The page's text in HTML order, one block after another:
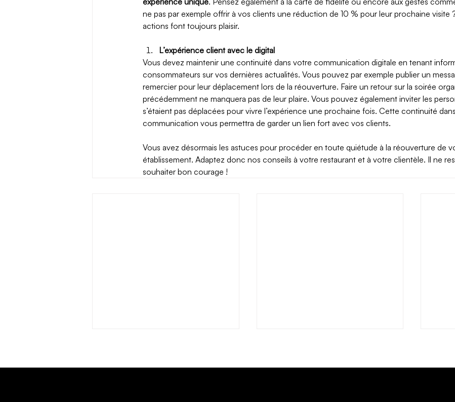
ne pas par exemple offrir à vos clients une réduction de 10 % pour leur prochaine visite
actions font toujours plaisir.
L’expérience client avec le digital
Vous devez maintenir une continuité dans votre communication digitale en tenant
consommateurs sur vos dernières actualités. Vous pouvez par exemple publier un
remercier pour leur déplacement lors de la réouverture. Faire un retour sur la soirée
précédemment ne manquera pas de leur plaire. Vous pouvez également inviter les
s’étaient pas déplacées pour vivre l’expérience une prochaine fois. Cette continuité
communication vous permettra de garder un lien fort avec vos clients.
Vous avez désormais les astuces pour procéder en toute quiétude à la réouverture de
établissement. Adaptez donc nos conseils à votre restaurant et à votre clientèle. Il ne
souhaiter bon courage !